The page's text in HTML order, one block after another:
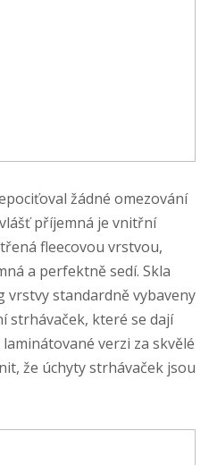
žádné omezování
příjemná je vnitřní
fleecovou vrstvou,
a perfektně sedí. Skla
standardně vybaveny
strhávaček, které se dají
verzi za skvělé
že úchyty strhávaček jsou